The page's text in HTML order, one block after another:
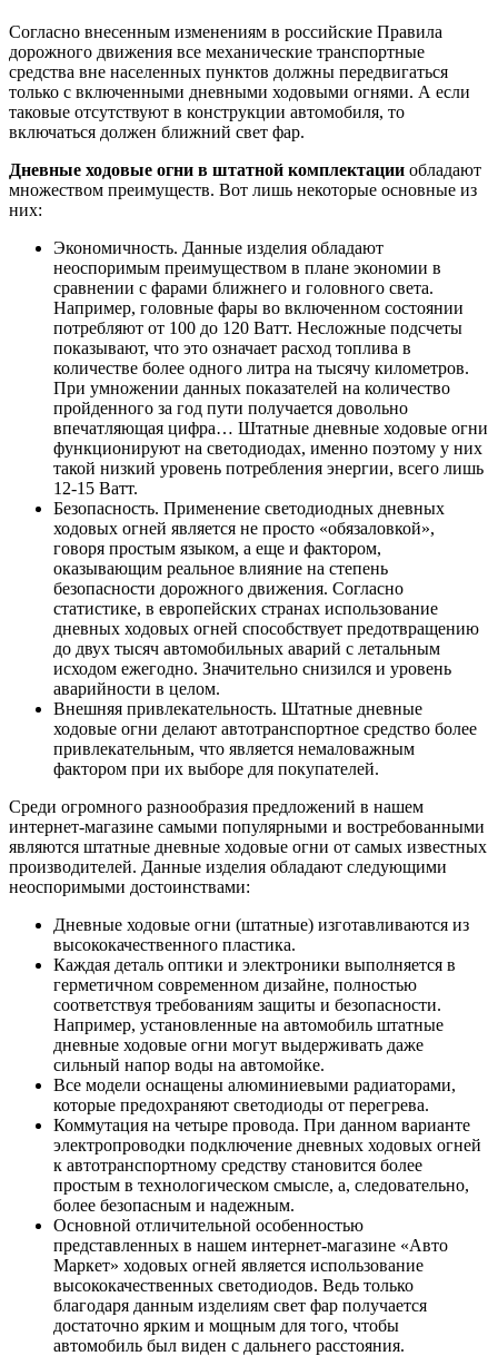
Согласно внесенным изменениям в российские Правила
дорожного движения все механические транспортные
средства вне населенных пунктов должны передвигаться
только с включенными дневными ходовыми огнями. А если
таковые отсутствуют в конструкции автомобиля, то
включаться должен ближний свет фар.
Дневные ходовые огни в штатной комплектации обладают
множеством преимуществ. Вот лишь некоторые основные из
них:
Экономичность. Данные изделия обладают
неоспоримым преимуществом в плане экономии в
сравнении с фарами ближнего и головного света.
Например, головные фары во включенном состоянии
потребляют от 100 до 120 Ватт. Несложные подсчеты
показывают, что это означает расход топлива в
количестве более одного литра на тысячу километров.
При умножении данных показателей на количество
пройденного за год пути получается довольно
впечатляющая цифра… Штатные дневные ходовые огни
функционируют на светодиодах, именно поэтому у них
такой низкий уровень потребления энергии, всего лишь
12-15 Ватт.
Безопасность. Применение светодиодных дневных
ходовых огней является не просто «обязаловкой»,
говоря простым языком, а еще и фактором,
оказывающим реальное влияние на степень
безопасности дорожного движения. Согласно
статистике, в европейских странах использование
дневных ходовых огней способствует предотвращению
до двух тысяч автомобильных аварий с летальным
исходом ежегодно. Значительно снизился и уровень
аварийности в целом.
Внешняя привлекательность. Штатные дневные
ходовые огни делают автотранспортное средство более
привлекательным, что является немаловажным
фактором при их выборе для покупателей.
Среди огромного разнообразия предложений в нашем
интернет-магазине самыми популярными и востребованными
являются штатные дневные ходовые огни от самых известных
производителей. Данные изделия обладают следующими
неоспоримыми достоинствами:
Дневные ходовые огни (штатные) изготавливаются из
высококачественного пластика.
Каждая деталь оптики и электроники выполняется в
герметичном современном дизайне, полностью
соответствуя требованиям защиты и безопасности.
Например, установленные на автомобиль штатные
дневные ходовые огни могут выдерживать даже
сильный напор воды на автомойке.
Все модели оснащены алюминиевыми радиаторами,
которые предохраняют светодиоды от перегрева.
Коммутация на четыре провода. При данном варианте
электропроводки подключение дневных ходовых огней
к автотранспортному средству становится более
простым в технологическом смысле, а, следовательно,
более безопасным и надежным.
Основной отличительной особенностью
представленных в нашем интернет-магазине «Авто
Маркет» ходовых огней является использование
высококачественных светодиодов. Ведь только
благодаря данным изделиям свет фар получается
достаточно ярким и мощным для того, чтобы
автомобиль был виден с дальнего расстояния.